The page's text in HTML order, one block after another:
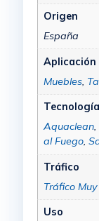
Origen
España
Aplicación
Muebles,
Tecnología
Aquaclean,
al Fuego,
Tráfico
Tráfico
Uso